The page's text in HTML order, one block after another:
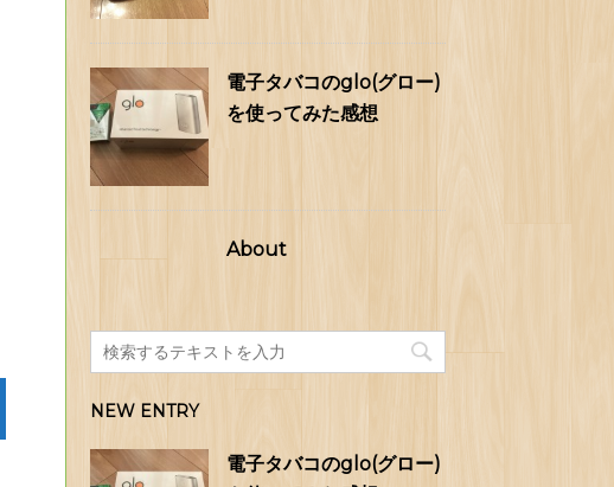
電子タバコのglo(グロー)
を使ってみた感想
About
NEW ENTRY
電子タバコのglo(グロー)